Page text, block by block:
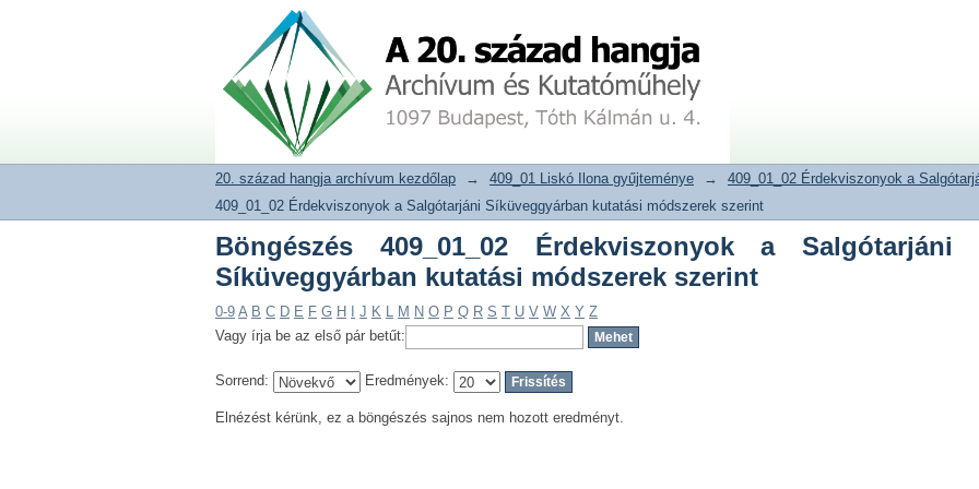
Böngészés 409_01_02 Érdekviszonyok a Salgótarjáni
módszerek szerint
20. század hangja archívum adattár
20. század hangja archívum kezdőlap → 409_01 Liskó Ilona gyűjteménye → 409_01_02 Érdekviszonyok a
409_01_02 Érdekviszonyok a Salgótarjáni Síküveggyárban kutatási módszerek szerint
Böngészés 409_01_02 Érdekviszonyok a Salgótarjáni
Síküveggyárban kutatási módszerek szerint
0-9 A B C D E F G H J K L M N O P Q R S T U V W X Y Z
Vagy írja be az első pár betűt:
Sorrend: Eredmények:
Elnézést kérünk, ez a böngészés sajnos nem hozott eredményt.